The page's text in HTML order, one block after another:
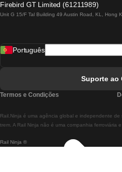
Comboios De
Comboios De
Comboios De
Firebird GT Limited (61211989)
Unit G 15/F Tal Building 49 Austin Road, KL, Hong
Rail Ninja ®
Rail.Ninja é uma agência global e independente
trem. A Rail Ninja não é uma companhia ferroviária
Português
Suporte ao
Termos e Condições